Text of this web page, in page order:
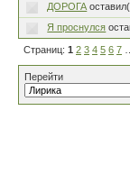
ДОРОГА
Я проснулся
Страниц: 1 2 3 4 5 6 7
Перейти